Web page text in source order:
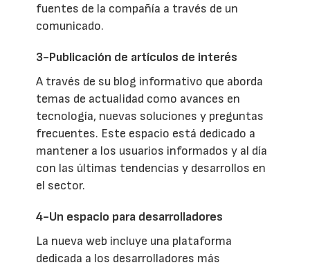
fuentes de la compañía a través de un
comunicado.
3-Publicación de artículos de interés
A través de su blog informativo que aborda
temas de actualidad como avances en
tecnología, nuevas soluciones y preguntas
frecuentes. Este espacio está dedicado a
mantener a los usuarios informados y al día
con las últimas tendencias y desarrollos en
el sector.
4-Un espacio para desarrolladores
La nueva web incluye una plataforma
dedicada a los desarrolladores más